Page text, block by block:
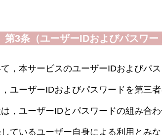
第3条（ユーザーIDおよびパスワー
，本サービスのユーザーIDおよびパ
ユーザーIDおよびパスワードを第三
，ユーザーIDとパスワードの組み合
ているユーザー自身による利用とみな